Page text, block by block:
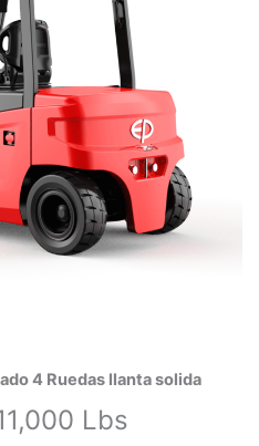
4 Ruedas llanta solida
Lbs